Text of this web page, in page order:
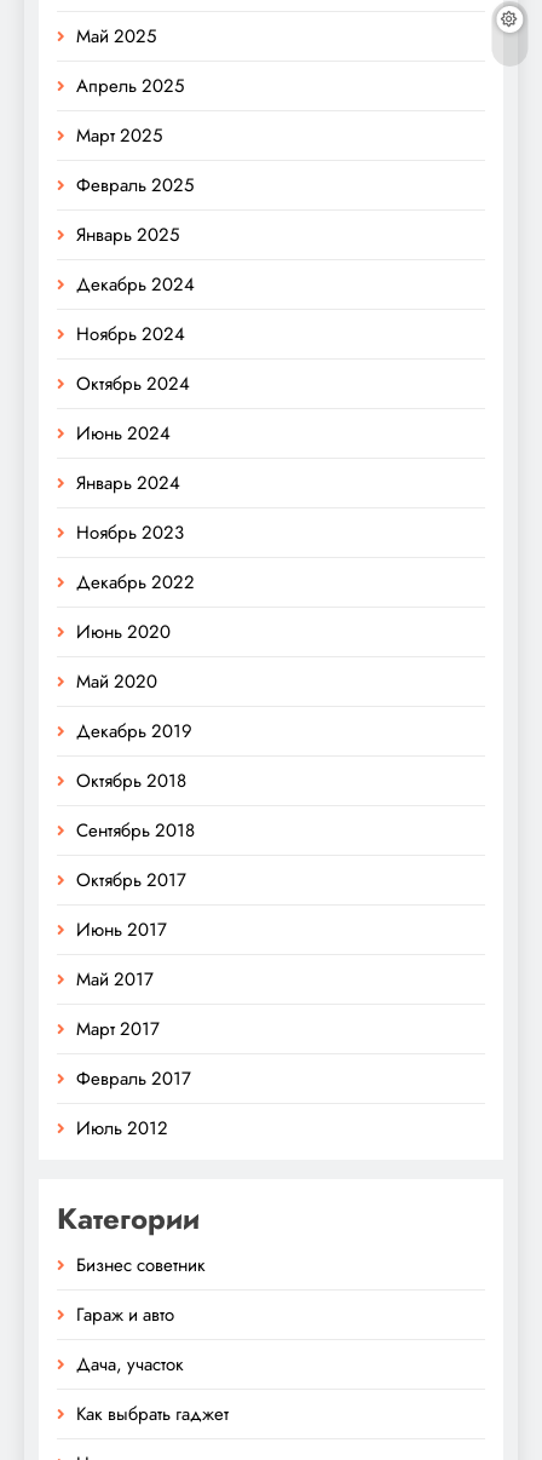
Май 2025
Апрель 2025
Март 2025
Февраль 2025
Январь 2025
Декабрь 2024
Ноябрь 2024
Октябрь 2024
Июнь 2024
Январь 2024
Ноябрь 2023
Декабрь 2022
Июнь 2020
Май 2020
Декабрь 2019
Октябрь 2018
Сентябрь 2018
Октябрь 2017
Июнь 2017
Май 2017
Март 2017
Февраль 2017
Июль 2012
Категории
Бизнес советник
Гараж и авто
Дача, участок
Как выбрать гаджет